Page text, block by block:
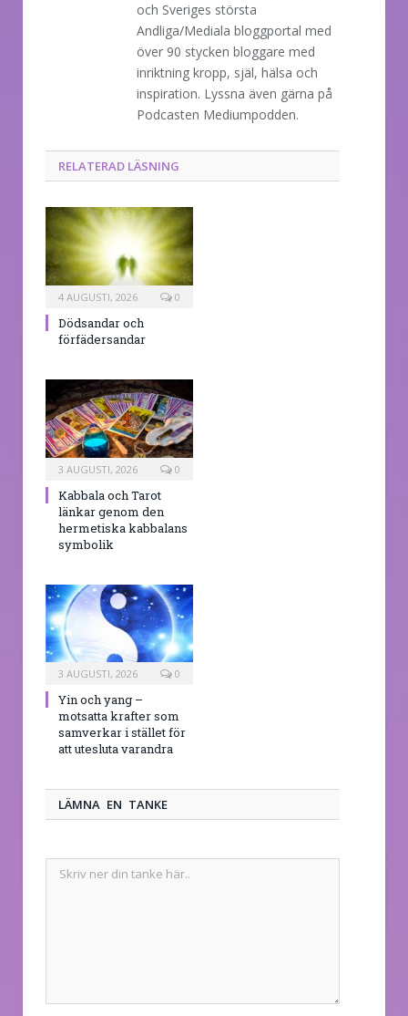
och Sveriges största
Andliga/Mediala bloggportal med
över 90 stycken bloggare med
inriktning kropp, själ, hälsa och
inspiration. Lyssna även gärna på
Podcasten Mediumpodden.
RELATERAD LÄSNING
4 AUGUSTI, 2026 0
Dödsandar och
förfädersandar
3 AUGUSTI, 2026 0
Kabbala och Tarot
länkar genom den
hermetiska kabbalans
symbolik
3 AUGUSTI, 2026 0
Yin och yang –
motsatta krafter som
samverkar i stället för
att utesluta varandra
LÄMNA EN TANKE